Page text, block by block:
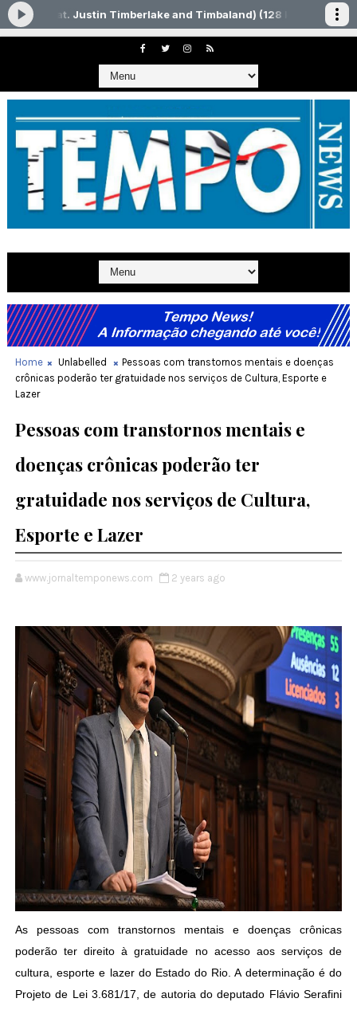
Home Unlabelled
Pessoas com transtornos mentais e doenças
crônicas poderão ter gratuidade nos serviços de Cultura, Esporte e
Lazer
Pessoas com transtornos mentais e
doenças crônicas poderão ter
gratuidade nos serviços de Cultura,
Esporte e Lazer
www.jornaltemponews.com 2 years ago
As pessoas com transtornos mentais e doenças crônicas
poderão ter direito à gratuidade no acesso aos serviços de
cultura, esporte e lazer do Estado do Rio. A determinação é do
Projeto de Lei 3.681/17, de autoria do deputado Flávio Serafini